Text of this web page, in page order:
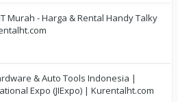
Murah - Harga & Rental Handy Talky
& Auto Tools Indonesia |
Expo (JIExpo) | Kurentalht.com